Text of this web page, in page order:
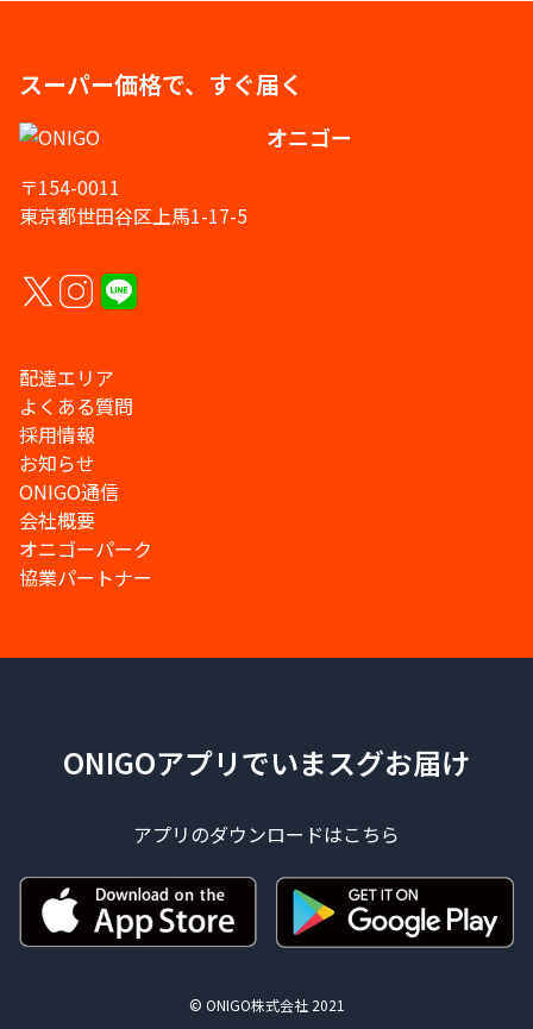
スーパー価格で、すぐ届く
オニゴー
〒154-0011
東京都世田谷区上馬1-17-5
配達エリア
よくある質問
採用情報
お知らせ
ONIGO通信
会社概要
オニゴーパーク
協業パートナー
ONIGOアプリでいまスグお届け
アプリのダウンロードはこちら
© ONIGO株式会社 2021